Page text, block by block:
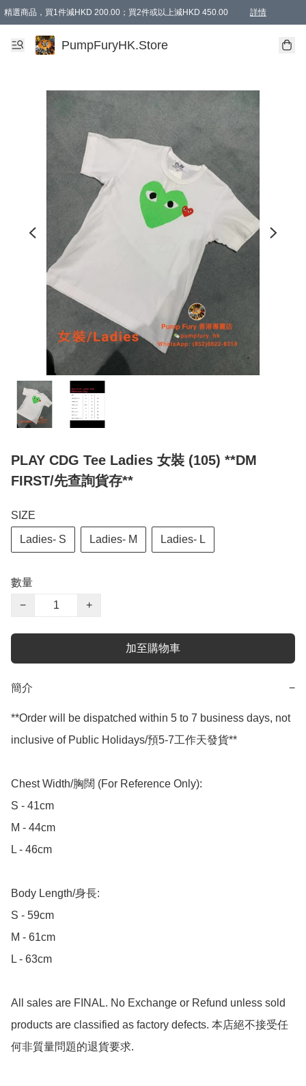
精選商品，買1件減HKD 200.00；買2件或以上減HKD 450.00 詳情
AAPE商品,會員專享9折或以上（按會員等級）AAPE products, members can
精選商品，任選買2件或以上減HKD 100.00
購物滿 HKD 800.00即享免運費優惠！（適用於 特定的送貨方式 )
PumpFuryHK.Store
PLAY CDG Tee Ladies 女裝 (105) **DM
FIRST/先查詢貨存**
SIZE
Ladies- S Ladies- M Ladies- L
數量
−
+
加至購物車
簡介 −
**Order will be dispatched within 5 to 7 business days, not
inclusive of Public Holidays/預5-7工作天發貨**
Chest Width/胸闊 (For Reference Only):
S - 41cm
M - 44cm
L - 46cm
Body Length/身長:
S - 59cm
M - 61cm
L - 63cm
All sales are FINAL. No Exchange or Refund unless sold
products are classified as factory defects. 本店絕不接受任
何非質量問題的退貨要求.